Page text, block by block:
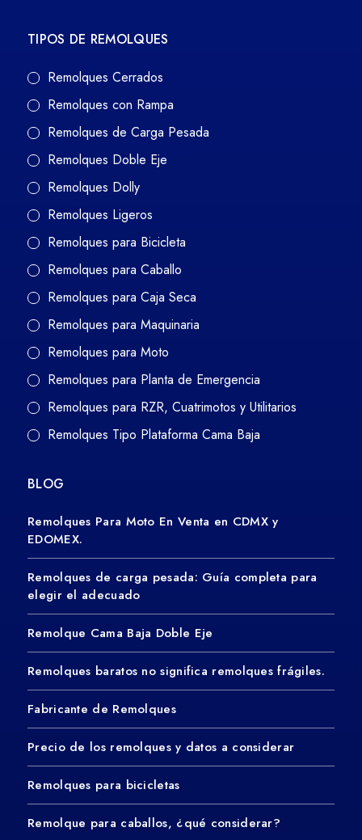
TIPOS DE REMOLQUES
Remolques Cerrados
Remolques con Rampa
Remolques de Carga Pesada
Remolques Doble Eje
Remolques Dolly
Remolques Ligeros
Remolques para Bicicleta
Remolques para Caballo
Remolques para Caja Seca
Remolques para Maquinaria
Remolques para Moto
Remolques para Planta de Emergencia
Remolques para RZR, Cuatrimotos y Utilitarios
Remolques Tipo Plataforma Cama Baja
BLOG
Remolques Para Moto En Venta en CDMX y
EDOMEX.
Remolques de carga pesada: Guía completa para
elegir el adecuado
Remolque Cama Baja Doble Eje
Remolques baratos no significa remolques frágiles.
Fabricante de Remolques
Precio de los remolques y datos a considerar
Remolques para bicicletas
Remolque para caballos, ¿qué considerar?